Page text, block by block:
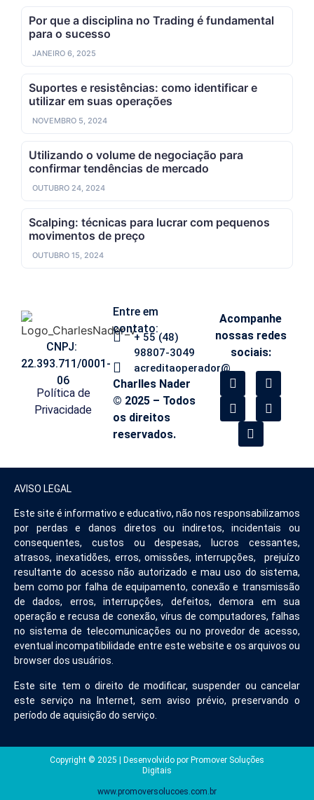
Por que a disciplina no Trading é fundamental
para o sucesso
JANEIRO 6, 2025
Suportes e resistências: como identificar e
utilizar em suas operações
NOVEMBRO 5, 2024
Utilizando o volume de negociação para
confirmar tendências de mercado
OUTUBRO 24, 2024
Scalping: técnicas para lucrar com pequenos
movimentos de preço
OUTUBRO 15, 2024
CNPJ:
22.393.711/0001-
06
Política de
Privacidade
Entre em
contato:
+ 55 (48)
98807-3049
acreditaoperador@
Charlles Nader
© 2025 – Todos
os direitos
reservados.
Acompanhe
nossas redes
sociais:
AVISO LEGAL
Este site é informativo e educativo, não nos responsabilizamos
por perdas e danos diretos ou indiretos, incidentais ou
consequentes, custos ou despesas, lucros cessantes,
atrasos, inexatidões, erros, omissões, interrupções, prejuízo
resultante do acesso não autorizado e mau uso do sistema,
bem como por falha de equipamento, conexão e transmissão
de dados, erros, interrupções, defeitos, demora em sua
operação e recusa de conexão, vírus de computadores, falhas
no sistema de telecomunicações ou no provedor de acesso,
eventual incompatibilidade entre este website e os arquivos ou
browser dos usuários.
Este site tem o direito de modificar, suspender ou cancelar
este serviço na Internet, sem aviso prévio, preservando o
período de aquisição do serviço.
Copyright © 2025 | Desenvolvido por Promover Soluções
Digitais
www.promoversolucoes.com.br